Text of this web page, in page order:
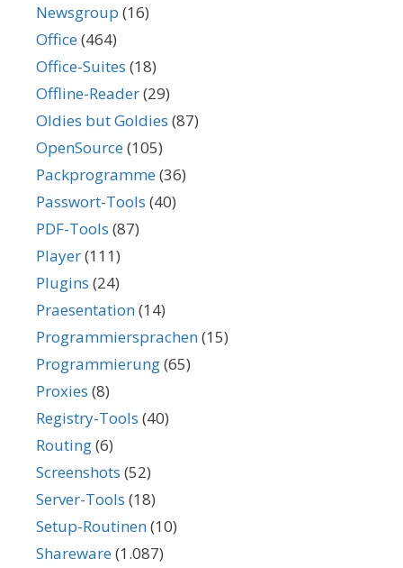
Newsgroup (16)
Office(464)
Office-Suites (18)
Offline-Reader(29)
Oldies but Goldies (87)
OpenSource(105)
Packprogramme(36)
Passwort-Tools (40)
PDF-Tools (87)
Player(111)
Plugins (24)
Praesentation(14)
Programmiersprachen(15)
Programmierung(65)
Proxies (8)
Registry-Tools (40)
Routing(6)
Screenshots (52)
Server-Tools (18)
Setup-Routinen(10)
Shareware(1.087)